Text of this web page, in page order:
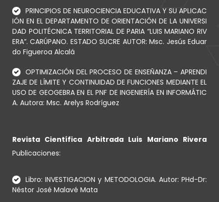
PRINCIPIOS DE NEUROCIENCIA EDUCATIVA Y SU APLICAC
IÓN EN EL DEPARTAMENTO DE ORIENTACIÓN DE LA UNIVERSI
DAD POLITÉCNICA TERRITORIAL DE PARIA “LUIS MARIANO RIV
ERA”. CARÚPANO. ESTADO SUCRE AUTOR: Msc. Jesús Eduar
do Figueroa Alcalá
OPTIMIZACIÓN DEL PROCESO DE ENSEÑANZA – APRENDI
ZAJE DE LÍMITE Y CONTINUIDAD DE FUNCIONES MEDIANTE EL
USO DE GEOGEBRA EN EL PNF DE INGENIERÍA EN INFORMÁTIC
A. Autora: Msc. Arelys Rodríguez
Revista Científica Arbitrada Luis Mariano Rivera
Publicaciones:
Libro: INVESTIGACION y METODOLOGIA. Autor: PHd-Dr:
Néstor José Malavé Mata